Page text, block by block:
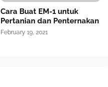
Cara Buat EM-1 untuk
Pertanian dan Penternakan
February 19, 2021